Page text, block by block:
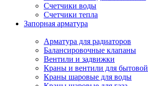
Счетчики воды
Счетчики тепла
Запорная арматура
Арматура для радиаторов
Балансировочные клапаны
Вентили и задвижки
Краны и вентили для
Краны шаровые для воды